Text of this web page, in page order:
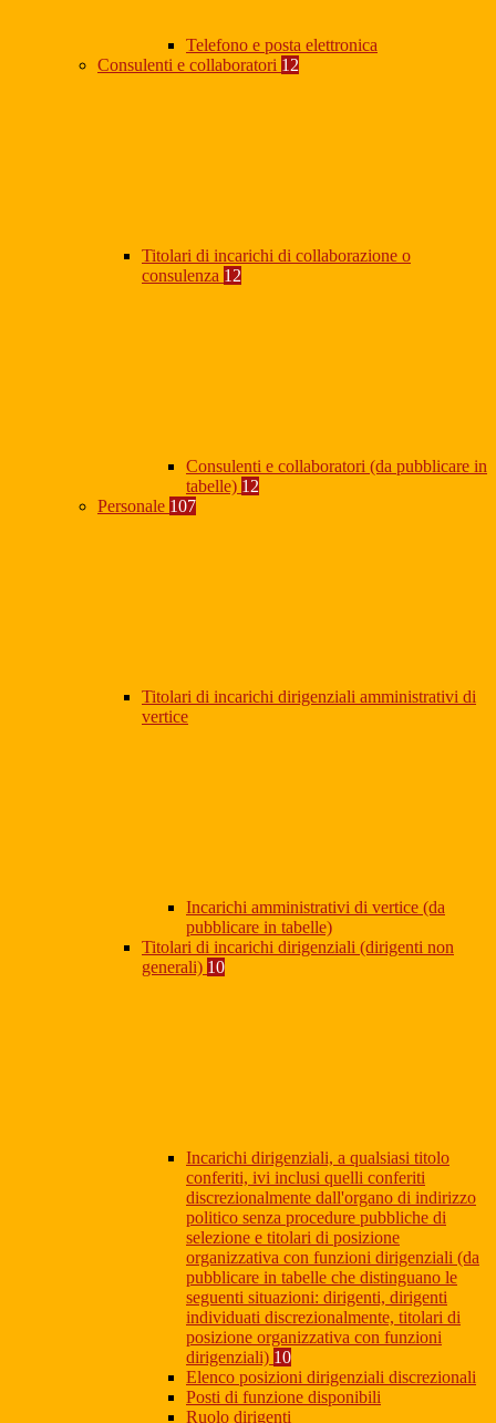
Telefono e posta elettronica
Consulenti e collaboratori 12
Titolari di incarichi di collaborazione o
consulenza 12
Consulenti e collaboratori (da pubblicare in
tabelle) 12
Personale 107
Titolari di incarichi dirigenziali amministrativi di
vertice
Incarichi amministrativi di vertice (da
pubblicare in tabelle)
Titolari di incarichi dirigenziali (dirigenti non
generali) 10
Incarichi dirigenziali, a qualsiasi titolo
conferiti, ivi inclusi quelli conferiti
discrezionalmente dall'organo di indirizzo
politico senza procedure pubbliche di
selezione e titolari di posizione
organizzativa con funzioni dirigenziali (da
pubblicare in tabelle che distinguano le
seguenti situazioni: dirigenti, dirigenti
individuati discrezionalmente, titolari di
posizione organizzativa con funzioni
dirigenziali) 10
Elenco posizioni dirigenziali discrezionali
Posti di funzione disponibili
Ruolo dirigenti